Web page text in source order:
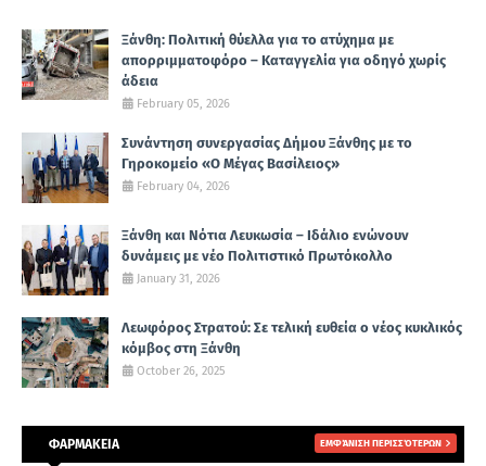
Ξάνθη: Πολιτική θύελλα για το ατύχημα με
απορριμματοφόρο – Καταγγελία για οδηγό χωρίς
άδεια
February 05, 2026
Συνάντηση συνεργασίας Δήμου Ξάνθης με το
Γηροκομείο «Ο Μέγας Βασίλειος»
February 04, 2026
Ξάνθη και Νότια Λευκωσία – Ιδάλιο ενώνουν
δυνάμεις με νέο Πολιτιστικό Πρωτόκολλο
January 31, 2026
Λεωφόρος Στρατού: Σε τελική ευθεία ο νέος κυκλικός
κόμβος στη Ξάνθη
October 26, 2025
ΦΑΡΜΑΚΕΙΑ ΕΜΦΆΝΙΣΗ ΠΕΡΙΣΣΌΤΕΡΩΝ